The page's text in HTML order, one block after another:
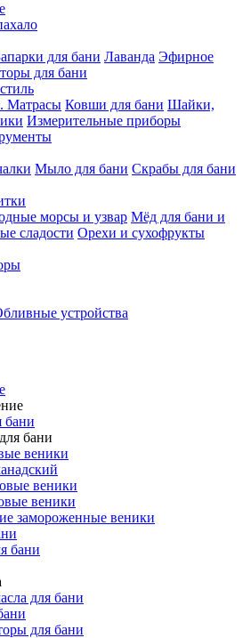
для бани Лаванда Эфирное
для бани
Матрасы Ковши для бани Шайки,
Измерительные приборы
Мыло для бани Скрабы для бани
морсы и узвар Мёд для бани и
сладости Орехи и сухофрукты
устройства
бани
бани
веники
веники
веники
замороженные веники
бани
для бани
для бани